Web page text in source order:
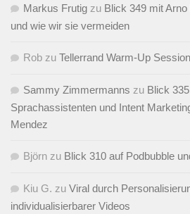
Markus Frutig zu Blick 349 mit
und wie wir sie vermeiden
Rob zu Tellerrand Warm-Up Session
Sammy Zimmermanns zu Blick
Sprachassistenten und Intent
Mendez
Björn zu Blick 310 auf Podbubble
Kiu G. zu Viral durch
individualisierbarer Videos